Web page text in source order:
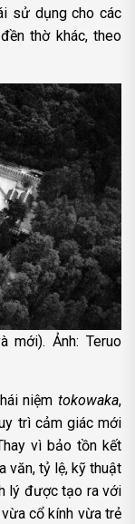
sử dụng cho các
thờ khác, theo
mới). Ảnh: Teruo
niệm tokowaka,
trì cảm giác mới
vì bảo tồn kết
văn, tỷ lệ, kỹ thuật
lý được tạo ra với
cổ kính vừa trẻ